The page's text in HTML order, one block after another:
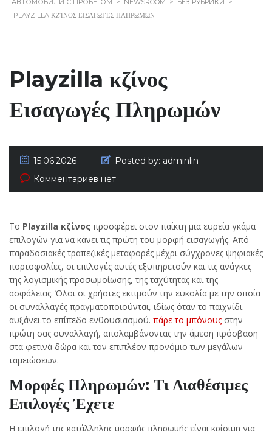
АВТОМОБИЛИ С ПРОБЕГОМ > NEWSROOM > БЕЗ РУБРИКИ >
PLAYZILLA ΚΖΊΝΟΣ ΕΙΣΑΓΩΓΈΣ ΠΛΗΡΩΜΏΝ
Playzilla κζίνος
Εισαγωγές Πληρωμών
15.06.2026 Posted by: adminlin
Комментариев нет
Το Playzilla κζίνος προσφέρει στον παίκτη μια ευρεία γκάμα
επιλογών για να κάνει τις πρώτη του μορφή εισαγωγής. Από
παραδοσιακές τραπεζικές μεταφορές μέχρι σύγχρονες ψηφιακές
πορτοφολίες, οι επιλογές αυτές εξυπηρετούν και τις ανάγκες
της λογισμικής προσωμοίωσης, της ταχύτητας και της
ασφάλειας. Όλοι οι χρήστες εκτιμούν την ευκολία με την οποία
οι συναλλαγές πραγματοποιούνται, ιδίως όταν το παιχνίδι
αυξάνει το επίπεδο ενθουσιασμού. πάρε το μπόνους στην
πρώτη σας συναλλαγή, απολαμβάνοντας την άμεση πρόσβαση
στα φετινά δώρα και τον επιπλέον προνόμιο των μεγάλων
ταμειώσεων.
Μορφές Πληρωμών: Τι Διαθέσιμες
Επιλογές Έχετε
Η επιλογή της κατάλληλης μορφής πληρωμής είναι κρίσιμη για